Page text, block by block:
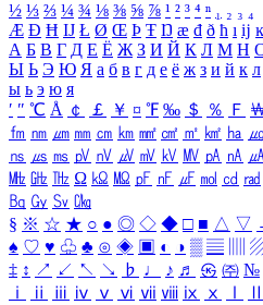
½ ⅓ ⅔ ¼ ¾ ⅛ ⅜ ⅝ ⅞ ¹ ² ³ ⁴ ⁿ ₁ ₂ ₃ ₄
Æ Ð Ħ Ĳ Ł Ø Œ Þ Ŧ Ŋ æ đ ð ħ ı ĳ ĸ
А Б В Г Д Е Ё Ж З И Й К Л М Н
Ы Ь Э Ю Я а б в г д е ё ж з и й к л
ы ь э ю я
′ ″ ℃ Å ￠ ￡ ￥ ¤ ℉ ‰ ＄ ％ Ｆ
㎙ ㎚ ㎛ ㎜ ㎝ ㎞ ㎟ ㎠ ㎡ ㎢ ㏊ ㎍
㎱ ㎲ ㎳ ㎴ ㎵ ㎶ ㎷ ㎸ ㎹ ㎀ ㎁ ㎂
㎒ ㎓ ㎔ Ω ㏀ ㏁ ㎊ ㎋ ㎌ ㏖ ㏅ ㎭
㏃ ㏉ ㏜ ㏆
§ ※ ☆ ★ ○ ● ◎ ◇ ◆ □ ■ △ ▽
♠ ♡ ♥ ♧ ♣ ⊙ ◈ ▣ ◐ ◑ ▒ ▤
‡ ↕ ↗ ↙ ↖ ↘ ♭ ♩ ♪ ♬ ㉿ ㈜ №
ⅰ
ⅱ ⅲ ⅳ ⅴ ⅵ ⅶ ⅷ ⅸ ⅹ